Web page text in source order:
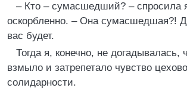
– Кто – сумасшедший? – спросила
оскорбленно. – Она сумасшедшая?!
вас будет.
Тогда я, конечно, не догадывалась,
взмыло и затрепетало чувство
солидарности.